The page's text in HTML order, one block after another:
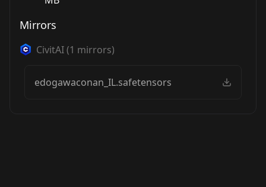
Mirrors
CivitAI(1 mirrors)
edogawaconan_IL.safetensors